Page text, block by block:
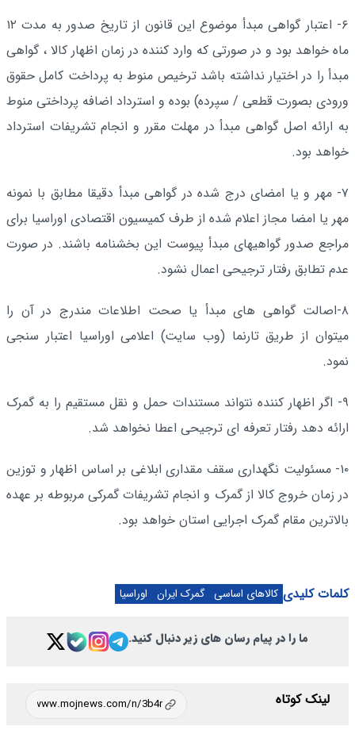
۶- اعتبار گواهی مبدأ موضوع این قانون از تاریخ صدور به مدت ۱۲
ماه خواهد بود و در صورتی که وارد کننده در زمان اظهار کالا ، گواهی
مبدأ را در اختیار نداشته باشد ترخیص منوط به پرداخت کامل حقوق
ورودی بصورت قطعی / سپرده) بوده و استرداد اضافه پرداختی منوط
به ارائه اصل گواهی مبدأ در مهلت مقرر و انجام تشریفات استرداد
خواهد بود.
۷- مهر و یا امضای درج شده در گواهی مبدأ دقیقا مطابق با نمونه
مهر یا امضا مجاز اعلام شده از طرف کمیسیون اقتصادی اوراسیا برای
مراجع صدور گواهیهای مبدأ پیوست این بخشنامه باشند. در صورت
عدم تطابق رفتار ترجیحی اعمال نشود.
۸-اصالت گواهی های مبدأ یا صحت اطلاعات مندرج در آن را
میتوان از طریق تارنما (وب سایت) اعلامی اوراسیا اعتبار سنجی
نمود.
۹- اگر اظهار کننده نتواند مستندات حمل و نقل مستقیم را به گمرک
ارائه دهد رفتار تعرفه ای ترجیحی اعطا نخواهد شد.
۱۰- مسئولیت نگهداری سقف مقداری ابلاغی بر اساس اظهار و توزین
در زمان خروج کالا از گمرک و انجام تشریفات گمرکی مربوطه بر عهده
بالاترین مقام گمرک اجرایی استان خواهد بود.
کلمات کلیدی کالاهای اساسی گمرک ایران اوراسیا
ما را در پیام رسان های زیر دنبال کنید.
لینک کوتاه